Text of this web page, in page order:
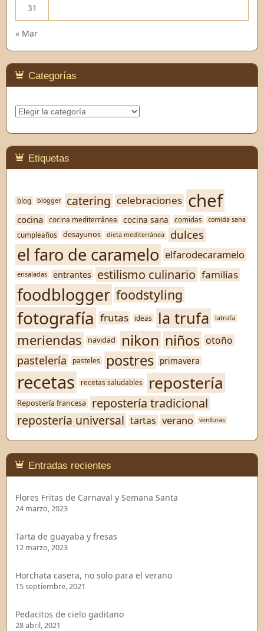
31
« Mar
Categorías
Categorías
Etiquetas
blog blogger catering celebraciones chef
cocina cocina mediterránea cocina sana comidas comida sana
cumpleaños desayunos dieta mediterránea dulces
el faro de caramelo elfarodecaramelo
ensaladas entrantes estilismo culinario familias
foodblogger foodstyling
fotografía frutas ideas la trufa latrufa
meriendas navidad nikon niños otoño
pastelería pasteles postres primavera
recetas recetas saludables repostería
Repostería francesa
repostería tradicional
repostería universal tartas verano verduras
Entradas recientes
Flores Fritas de Carnaval y Semana Santa
24 marzo, 2023
Tarta de guayaba y fresas
12 marzo, 2023
Horchata casera, no solo para el verano
15 septiembre, 2021
Pedacitos de cielo gaditano
28 abril, 2021